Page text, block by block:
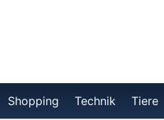
Shopping Technik Tiere